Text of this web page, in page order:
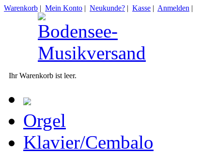
Warenkorb | Mein Konto | Neukunde? | Kasse | Anmelden |
Ihr Warenkorb ist leer.
Orgel
Klavier/Cembalo